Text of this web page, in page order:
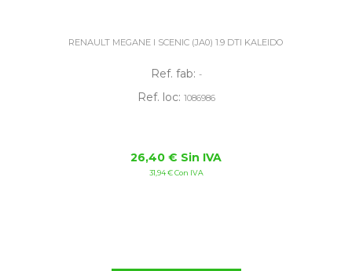
RENAULT MEGANE I SCENIC (JA0) 1.9 DTI KALEIDO
Ref. fab: -
Ref. loc: 1086986
26,40 € Sin IVA
31,94 € Con IVA